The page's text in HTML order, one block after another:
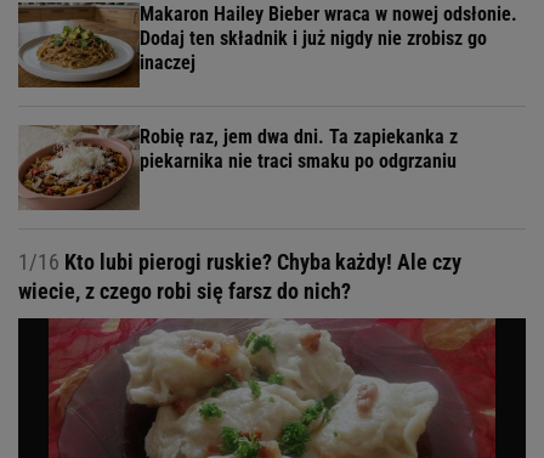
Makaron Hailey Bieber wraca w nowej odsłonie.
Dodaj ten składnik i już nigdy nie zrobisz go
inaczej
Robię raz, jem dwa dni. Ta zapiekanka z
piekarnika nie traci smaku po odgrzaniu
1/16 Kto lubi pierogi ruskie? Chyba każdy! Ale czy
wiecie, z czego robi się farsz do nich?